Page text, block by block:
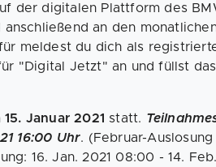
der digitalen Plattform des
an den
meldest du dich als
"Digital Jetzt" an und füllst
15. Januar 2021 statt.
16:00 Uhr. (Februar-Auslosung
16. Jan. 2021 08:00 - 14.